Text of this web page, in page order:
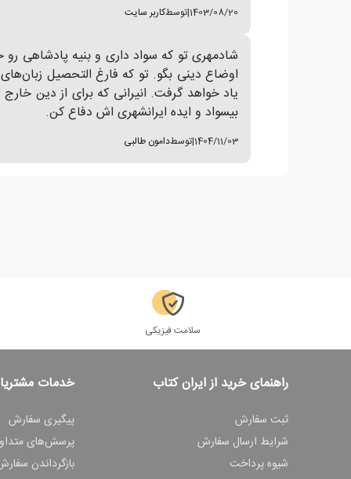
1403/08/20
|توسطکاربر سایت
شادمهری تو که سواد داری و بنیه پادشاهی
اوضاع دینی بگو. تو که فارغ التحصیل
یاد خواهد گرفت. انیرانی که برای از دین
بیسواد و ایده ایرانشهری اش دفاع کن.
1404/11/03
|توسطدامون طالبی
سلامت فیزیکی
راهنمای خرید از ایران کتاب
ثبت سفارش
شرایط ارسال سفارش
شیوه پرداخت
خدمات
پیگیری سفارش
پرسش‌های
بازگرداندن